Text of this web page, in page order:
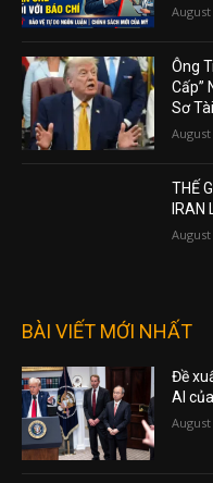
August
Ông
Cấp”
Sơ
August
THẾ
IRAN
August
BÀI VIẾT MỚI NHẤT
Đề
AI
August